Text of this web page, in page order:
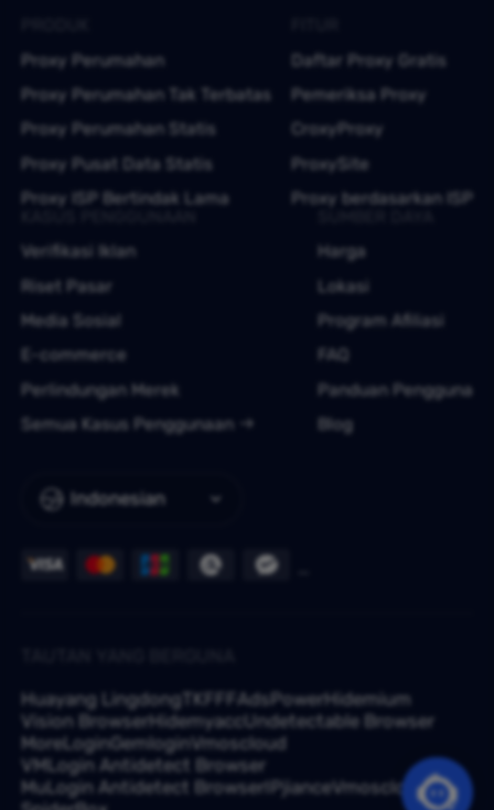
Indonesian
Proxy Perumahan
Proxy Perumahan Tak Terbatas
Proxy Perumahan Statis
Proxy Pusat Data Statis
Proxy ISP Bertindak Lama
Daftar Proxy Gratis
Pemeriksa Proxy
CroxyProxy
ProxySite
Proxy berdasarkan ISP
Verifikasi Iklan
Riset Pasar
Media Sosial
E-commerce
Perlindungan Merek
Semua Kasus Penggunaan
Harga
Lokasi
Program Afiliasi
FAQ
Panduan Pengguna
Blog
Huayang Lingdong TKFFF AdsPowerHidemium
Vision BrowserHidemyaccUndetectable Browser
MoreLoginGemlogin Vmoscloud
VMLogin Antidetect Browser
MuLogin Antidetect BrowserIPjianceVmoscloud